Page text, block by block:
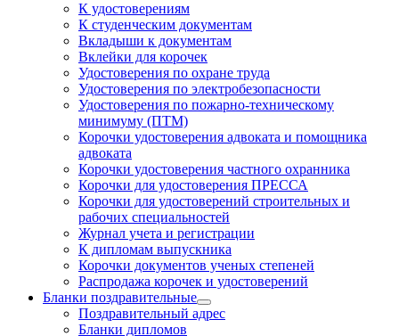
К удостоверениям
К студенческим документам
Вкладыши к документам
Вклейки для корочек
Удостоверения по охране труда
Удостоверения по электробезопасности
Удостоверения по пожарно-техническому
минимуму (ПТМ)
Корочки удостоверения адвоката и помощника
адвоката
Корочки удостоверения частного охранника
Корочки для удостоверения ПРЕССА
Корочки для удостоверений строительных и
рабочих специальностей
Журнал учета и регистрации
К дипломам выпускника
Корочки документов ученых степеней
Распродажа корочек и удостоверений
Бланки поздравительные
Поздравительный адрес
Бланки дипломов